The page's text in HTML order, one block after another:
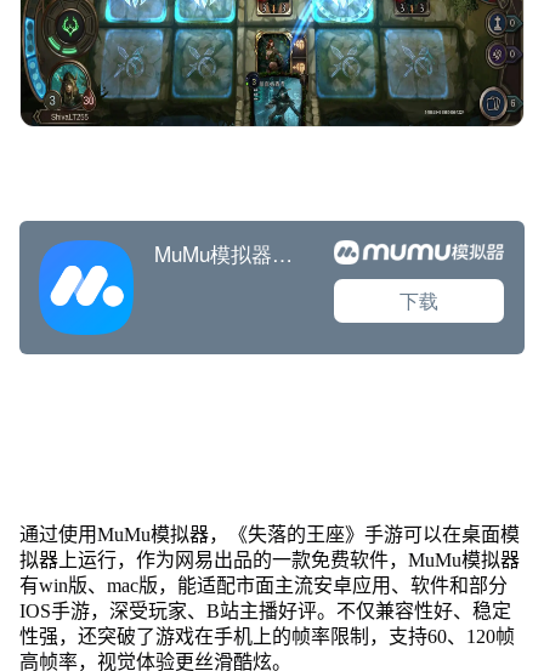
通过使用MuMu模拟器，《失落的王座》手游可以在桌面模
拟器上运行，作为网易出品的一款免费软件，MuMu模拟器
有win版、mac版，能适配市面主流安卓应用、软件和部分
IOS手游，深受玩家、B站主播好评。不仅兼容性好、稳定
性强，还突破了游戏在手机上的帧率限制，支持60、120帧
高帧率，视觉体验更丝滑酷炫。